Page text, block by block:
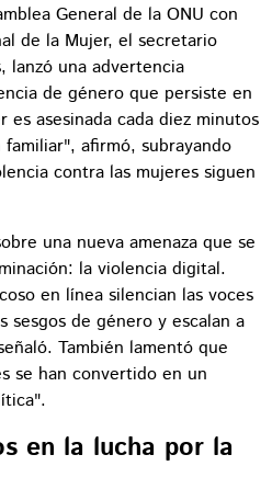
General de la ONU con
de la Mujer, el secretario
lanzó una advertencia
de género que persiste en
asesinada cada diez minutos
afirmó, subrayando
contra las mujeres siguen
una nueva amenaza que se
la violencia digital.
en línea silencian las voces
sesgos de género y escalan a
También lamentó que
se han convertido en un
en la lucha por la